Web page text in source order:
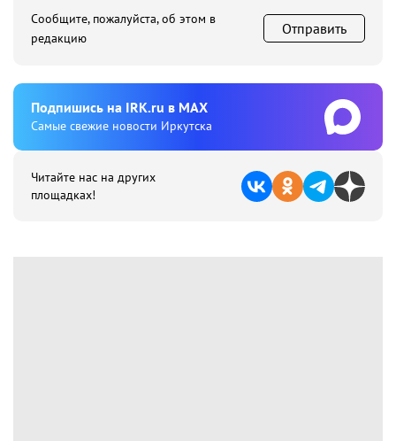
Сообщите, пожалуйста, об этом в
редакцию
Отправить
Подпишиcь на IRK.ru в MAX
Cамые свежие новости Иркутска
Читайте нас на других
площадках!